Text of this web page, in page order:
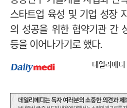
스타트업 육성 및 기업 성장
의 성공을 위한 협약기관 간
등을 이어나가기로 했다.
데일리메디